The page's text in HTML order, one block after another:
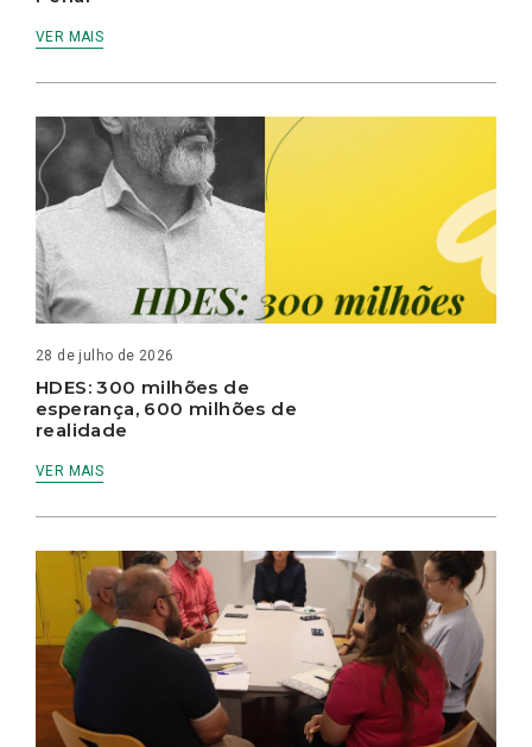
VER MAIS
28 de julho de 2026
HDES: 300 milhões de
esperança, 600 milhões de
realidade
VER MAIS